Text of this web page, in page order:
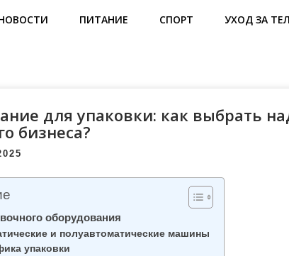
ПИТАНИЕ СПОРТ УХОД ЗА
для упаковки: как выбрать
бизнеса?
оборудования
и полуавтоматические машины
упаковки